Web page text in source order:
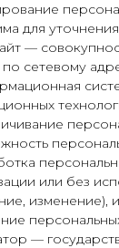
для
—
сетевому
или без
изменение),
—